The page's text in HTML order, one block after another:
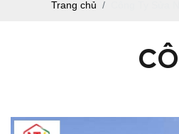
Trang chủ